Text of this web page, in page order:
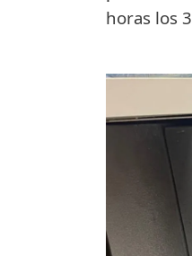
horas los